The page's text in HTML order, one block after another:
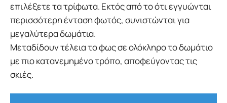
επιλέξετε τα τρίφωτα. Εκτός από το ότι εγγυώνται
περισσότερη ένταση φωτός, συνιστώνται για
μεγαλύτερα δωμάτια.
Μεταδίδουν τέλεια το φως σε ολόκληρο το δωμάτιο
με πιο κατανεμημένο τρόπο, αποφεύγοντας τις
σκιές.